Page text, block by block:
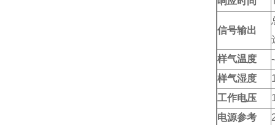
信号输出
样气温度
样气湿度
工作电压
电源参考